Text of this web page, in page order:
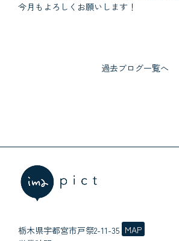
今月もよろしくお願いします！
過去ブログ一覧へ
栃木県宇都宮市戸祭2-11-35 MAP